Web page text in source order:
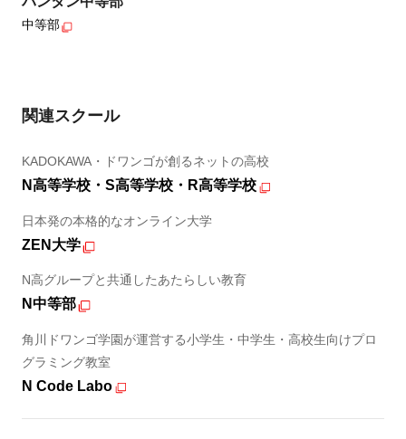
中等部
関連スクール
KADOKAWA・ドワンゴが創るネットの高校
N高等学校・S高等学校・R高等学校
日本発の本格的なオンライン大学
ZEN大学
N高グループと共通したあたらしい教育
N中等部
角川ドワンゴ学園が運営する小学生・中学生・高校生向けプロ
グラミング教室
N Code Labo